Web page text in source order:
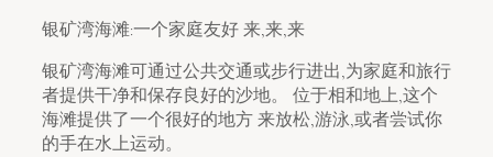
银矿湾海滩:一个家庭友好 来,来,来
银矿湾海滩可通过公共交通或步行进出,为家庭和旅行
者提供干净和保存良好的沙地。 位于相和地上,这个
海滩提供了一个很好的地方 来放松,游泳,或者尝试你
的手在水上运动。